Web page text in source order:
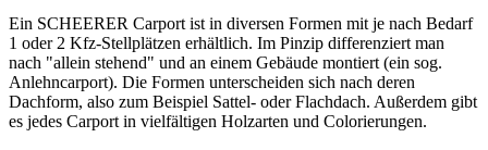
Ein SCHEERER Carport ist in diversen Formen mit je nach Bedarf
1 oder 2 Kfz-Stellplätzen erhältlich. Im Pinzip differenziert man
nach "allein stehend" und an einem Gebäude montiert (ein sog.
Anlehncarport). Die Formen unterscheiden sich nach deren
Dachform, also zum Beispiel Sattel- oder Flachdach. Außerdem gibt
es jedes Carport in vielfältigen Holzarten und Colorierungen.